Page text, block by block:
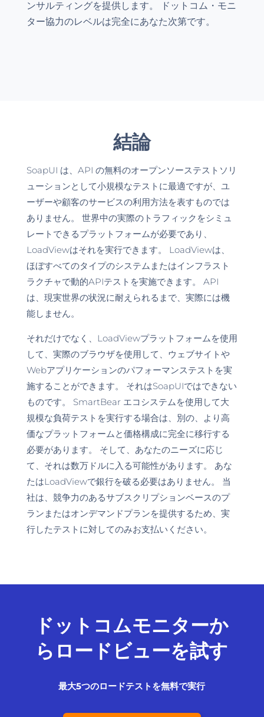
ンサルティングを提供します。 ドットコム・モニ
ター協力のレベルは完全にあなた次第です。
結論
SoapUI は、API の無料のオープンソーステストソリ
ューションとして小規模なテストに最適ですが、ユ
ーザーや顧客のサービスの利用方法を表すものでは
ありません。 世界中の実際のトラフィックをシミュ
レートできるプラットフォームが必要であり、
LoadViewはそれを実行できます。 LoadViewは、
ほぼすべてのタイプのシステムまたはインフラスト
ラクチャで動的APIテストを実施できます。 API
は、現実世界の状況に耐えられるまで、実際には機
能しません。
それだけでなく、LoadViewプラットフォームを使用
して、実際のブラウザを使用して、ウェブサイトや
Webアプリケーションのパフォーマンステストを実
施することができます。 それはSoapUIではできない
ものです。 SmartBear エコシステムを使用して大
規模な負荷テストを実行する場合は、別の、より高
価なプラットフォームと価格構成に完全に移行する
必要があります。 そして、あなたのニーズに応じ
て、それは数万ドルに入る可能性があります。 あな
たはLoadViewで銀行を破る必要はありません。 当
社は、競争力のあるサブスクリプションベースのプ
ランまたはオンデマンドプランを提供するため、実
行したテストに対してのみお支払いください。
ドットコムモニターか
らロードビューを試す
最大5つのロードテストを無料で実行